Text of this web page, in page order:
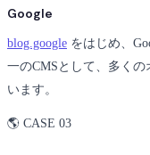
Google
blog.google をはじめ、
一のCMSとして、多く
います。
🌎 CASE 03